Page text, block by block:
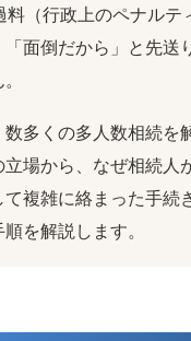
料（行政上のペナルテ
「面倒だから」と先送
数多くの多人数相続を
立場から、なぜ相続人
て複雑に絡まった手続
を解説します。